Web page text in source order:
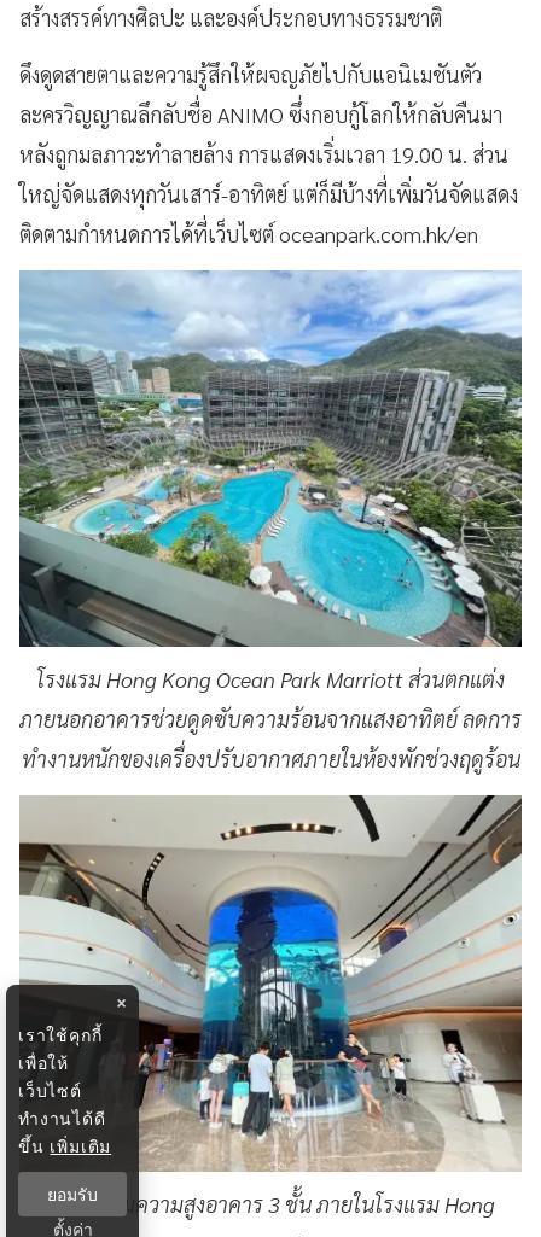
สร้างสรรค์ทางศิลปะ และองค์ประกอบทางธรรมชาติ
ดึงดูดสายตาและความรู้สึกให้ผจญภัยไปกับแอนิเมชันตัว
ละครวิญญาณลึกลับชื่อ ANIMO ซึ่งกอบกู้โลกให้กลับคืนมา
หลังถูกมลภาวะทำลายล้าง การแสดงเริ่มเวลา 19.00 น. ส่วน
ใหญ่จัดแสดงทุกวันเสาร์-อาทิตย์ แต่ก็มีบ้างที่เพิ่มวันจัดแสดง
ติดตามกำหนดการได้ที่เว็บไซต์ oceanpark.com.hk/en
โรงแรม Hong Kong Ocean Park Marriott ส่วนตกแต่ง
ภายนอกอาคารช่วยดูดซับความร้อนจากแสงอาทิตย์ ลดการ
ทำงานหนักของเครื่องปรับอากาศภายในห้องพักช่วงฤดูร้อน
อควาเรียมความสูงอาคาร 3 ชั้น ภายในโรงแรม Hong
×
เราใช้คุกกี้
เพื่อให้
เว็บไซต์
ทำงานได้ดี
ขึ้น เพิ่มเติม
ยอมรับ
ตั้งค่า